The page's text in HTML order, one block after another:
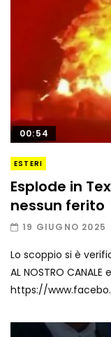
00:54
ESTERI
Esplode in
nessun ferito
19 GIUGNO 2025
Lo scoppio si è
AL NOSTRO
https://